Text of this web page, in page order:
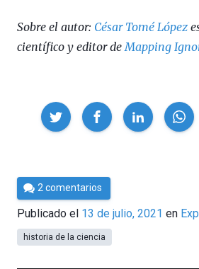
Sobre el autor: César Tomé López
científico y editor deMapping
Compartir
Por
César
Tomé
2 comentarios
Publicado el 13 de julio, 2021 en
historia de la ciencia